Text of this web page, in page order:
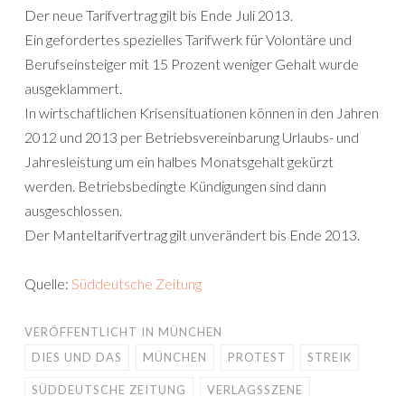
Der neue Tarifvertrag gilt bis Ende Juli 2013.
Ein gefordertes spezielles Tarifwerk für Volontäre und
Berufseinsteiger mit 15 Prozent weniger Gehalt wurde
ausgeklammert.
In wirtschaftlichen Krisensituationen können in den Jahren
2012 und 2013 per Betriebsvereinbarung Urlaubs- und
Jahresleistung um ein halbes Monatsgehalt gekürzt
werden. Betriebsbedingte Kündigungen sind dann
ausgeschlossen.
Der Manteltarifvertrag gilt unverändert bis Ende 2013.
Quelle: Süddeutsche Zeitung
VERÖFFENTLICHT IN MÜNCHEN
DIES UND DAS
MÜNCHEN PROTEST STREIK
SÜDDEUTSCHE ZEITUNG VERLAGSSZENE